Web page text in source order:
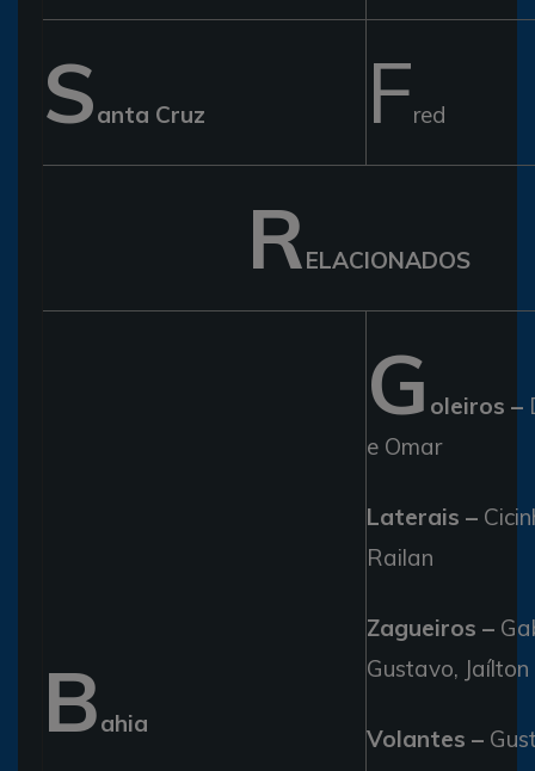
Santa Cruz Fred
RELACIONADOS
Bahia
G oleiros –
e Omar
Laterais –
Railan
Zagueiros –
Gustavo,
Volantes –